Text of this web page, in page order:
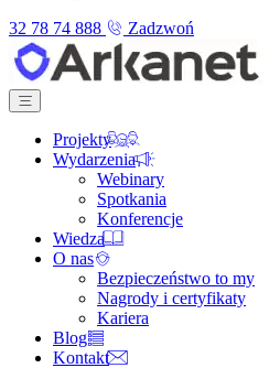
32 78 74 888
Zadzwoń
Projekty
Wydarzenia
Webinary
Spotkania
Konferencje
Wiedza
O nas
Bezpieczeństwo to my
Nagrody i certyfikaty
Kariera
Blog
Kontakt